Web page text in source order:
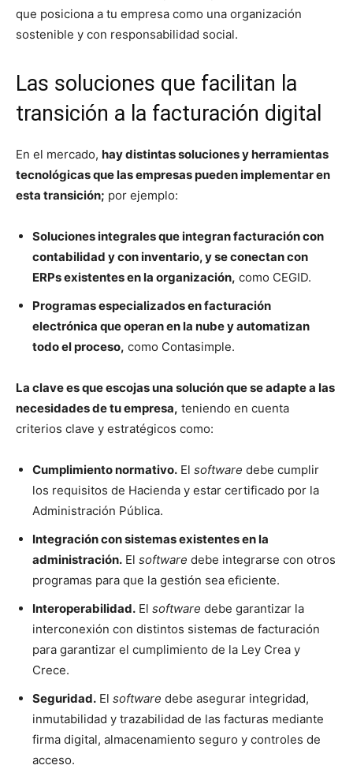
que posiciona a tu empresa como una organización
sostenible y con responsabilidad social.
Las soluciones que facilitan la
transición a la facturación digital
En el mercado, hay distintas soluciones y herramientas
tecnológicas que las empresas pueden implementar en
esta transición; por ejemplo:
Soluciones integrales que integran facturación con
contabilidad y con inventario, y se conectan con
ERPs existentes en la organización, como CEGID.
Programas especializados en facturación
electrónica que operan en la nube y automatizan
todo el proceso, como Contasimple.
La clave es que escojas una solución que se adapte a las
necesidades de tu empresa, teniendo en cuenta
criterios clave y estratégicos como:
Cumplimiento normativo. El software debe cumplir
los requisitos de Hacienda y estar certificado por la
Administración Pública.
Integración con sistemas existentes en la
administración. El software debe integrarse con otros
programas para que la gestión sea eficiente.
Interoperabilidad. El software debe garantizar la
interconexión con distintos sistemas de facturación
para garantizar el cumplimiento de la Ley Crea y
Crece.
Seguridad. El software debe asegurar integridad,
inmutabilidad y trazabilidad de las facturas mediante
firma digital, almacenamiento seguro y controles de
acceso.